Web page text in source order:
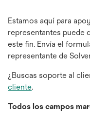
Estamos aquí para
representantes puede
este fin. Envía el
representante de
¿Buscas soporte al
cliente.
Todos los campos